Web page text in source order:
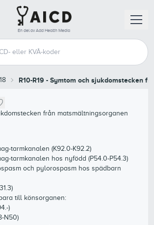
En del av Add Health Media
18 R10-R19 - Symtom och sjukdomstecken
från matsmältningsorganen
tarmkanalen (K92.0-K92.2)
tarmkanalen hos nyfödd (P54.0-P54.3)
och pylorospasm hos spädbarn
till könsorganen:
)
N50)